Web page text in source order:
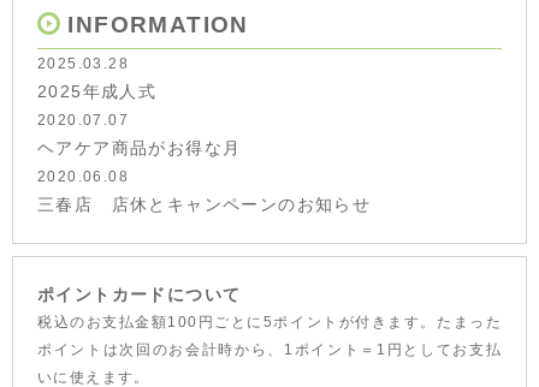
INFORMATION
2025.03.28
2025年成人式
2020.07.07
ヘアケア商品がお得な月
2020.06.08
三春店 店休とキャンペーンのお知らせ
ポイントカードについて
税込のお支払金額100円ごとに5ポイントが付きます。たまった
ポイントは次回のお会計時から、1ポイント＝1円としてお支払
いに使えます。